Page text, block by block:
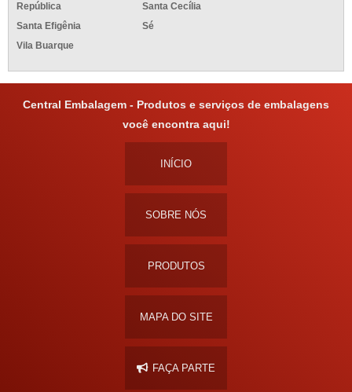
República
Santa Cecília
Santa Efigênia
Sé
Vila Buarque
Central Embalagem - Produtos e serviços de embalagens
você encontra aqui!
INÍCIO
SOBRE NÓS
PRODUTOS
MAPA DO SITE
FAÇA PARTE